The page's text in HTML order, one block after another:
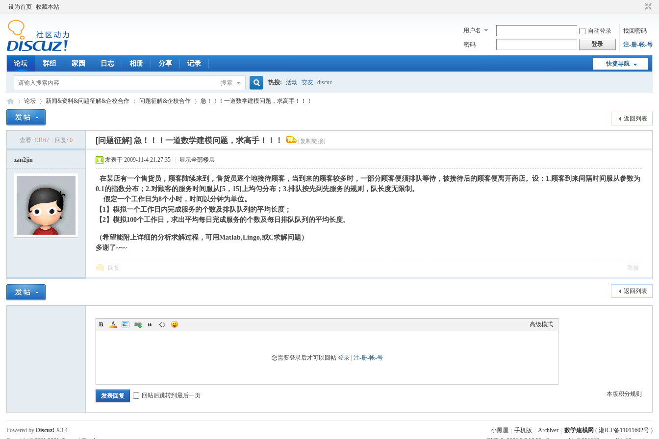
设为首页 收藏本站
用户名 自动登录
找回密码
密码
登录 注-册-帐-号
快捷导航
论坛 群组 家园 日志 相册 分享 记录
搜索
搜
索
热搜: 活动 交友 discuz
坛
论坛
›
新闻&资料&问题征解&企校合作
›
问题征解&企校合作
›
急！！！一道数学建模问题，求高手！！！
返回列表
查看: 13167 回复: 0 [问题征解]急！！！一道数学建模问题，求高手！！！ [复制链接]
zan2jin 发表于 2009-11-4 21:27:35 显示全部楼层
在某店有一个售货员，顾客陆续来到，售货员逐个地接待顾客，当到来的顾客较多时，一部分顾客便须排队等待，被接待后的顾客便离开商店。设：1.顾客到来间隔时间服从参数为
0.1的指数分布；2.对顾客的服务时间服从[5，15]上均匀分布；3.排队按先到先服务的规则，队长度无限制。
假定一个工作日为8个小时，时间以分钟为单位。
【1】模拟一个工作日内完成服务的个数及排队队列的平均长度；
【2】模拟100个工作日，求出平均每日完成服务的个数及每日排队队列的平均长度。
（希望能附上详细的分析求解过程，可用Matlab,Lingo,或C求解问题）
多谢了~~~
回复 举报
返回列表
高级模式
您需要登录后才可以回帖 登录| 注-册-帐-号
本版积分规则
发表回复 回帖后跳转到最后一页
小黑屋 手机版 Archiver 数学建模网 ( 湘ICP备11011602号)
Powered byDiscuz! X3.4